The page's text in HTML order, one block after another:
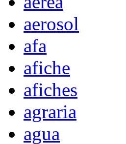
aerosol
afa
afiche
afiches
agraria
agua